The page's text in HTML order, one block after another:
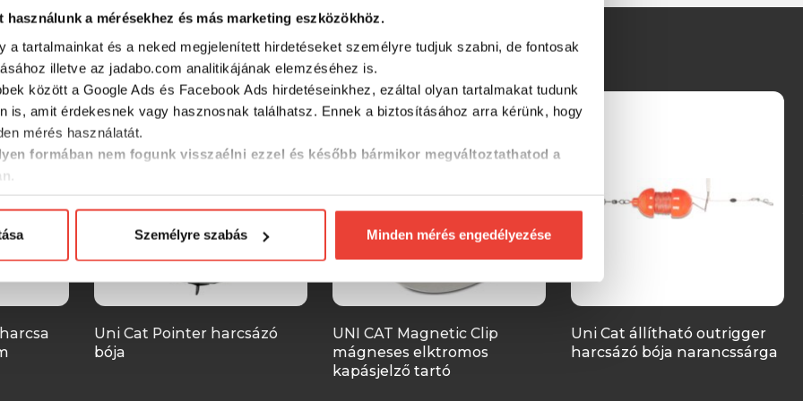
a mérésekhez és más marketing eszközökhöz.
a tartalmainkat és a neked megjelenített hirdetéseket személyre tudjuk szabni, de fontosak
illetve az jadabo.com analitikájának elemzéséhez is.
között a Google Ads és Facebook Ads hirdetéseinkhez, ezáltal olyan tartalmakat tudunk
is, amit érdekesnek vagy hasznosnak találhatsz. Ennek a biztosításához arra kérünk, hogy
mérés használatát.
formában nem fogunk visszaélni ezzel és később bármikor megváltoztathatod a
Személyre szabás Minden mérés engedélyezése
SZINTÉN KIVÁLÓAK
Uni Cat Pointer harcsázó
bója
UNI CAT Magnetic Clip
mágneses elktromos
kapásjelző tartó
Uni Cat állítható outrigger
harcsázó bója narancssárga